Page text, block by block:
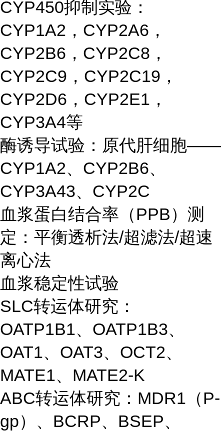
CYP450抑制实验：
CYP1A2，CYP2A6，
CYP2B6，CYP2C8，
CYP2C9，CYP2C19，
CYP2D6，CYP2E1，
CYP3A4等
酶诱导试验：原代肝细胞——
CYP1A2、CYP2B6、
CYP3A43、CYP2C
血浆蛋白结合率（PPB）测
定：平衡透析法/超滤法/超速
离心法
血浆稳定性试验
SLC转运体研究：
OATP1B1、OATP1B3、
OAT1、OAT3、OCT2、
MATE1、MATE2-K
ABC转运体研究：MDR1（P-
gp）、BCRP、BSEP、